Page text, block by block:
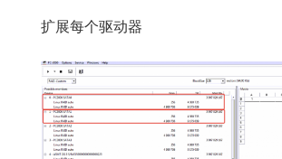
扩展每个驱动器